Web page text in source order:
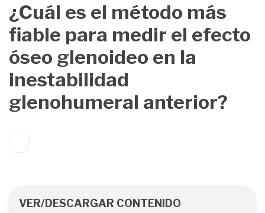
¿Cuál es el método más
fiable para medir el efecto
óseo glenoideo en la
inestabilidad
glenohumeral anterior?
VER/DESCARGAR CONTENIDO